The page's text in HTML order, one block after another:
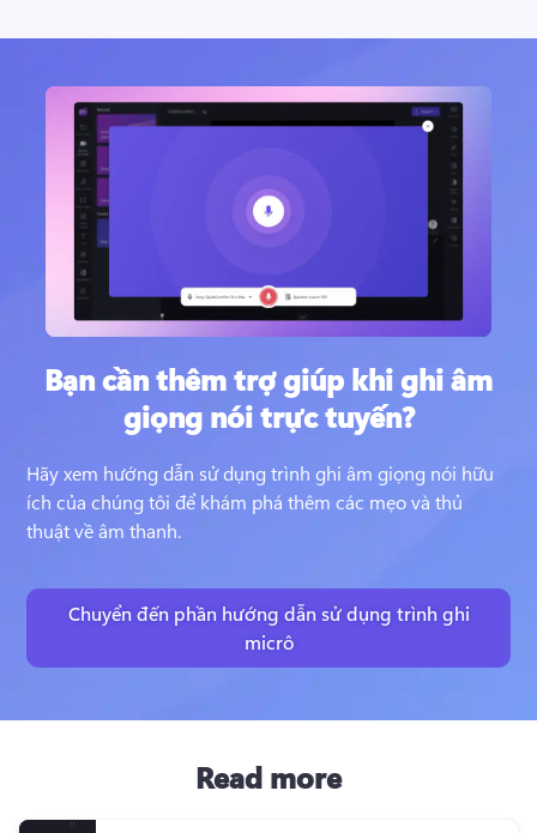
Bạn cần thêm trợ giúp khi ghi âm
giọng nói trực tuyến?
Hãy xem hướng dẫn sử dụng trình ghi âm giọng nói hữu
ích của chúng tôi để khám phá thêm các mẹo và thủ
thuật về âm thanh.
Chuyển đến phần hướng dẫn sử dụng trình ghi
micrô
Read more